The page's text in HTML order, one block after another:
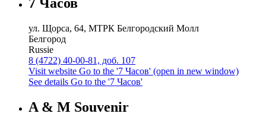
ул. Щорса, 64, МТРК Белгородский Молл
Белгород
Russie
8 (4722) 40-00-81, доб. 107
Visit website Go to the '7 Часов' (open in new window)
See details Go to the '7 Часов'
A & M Souvenir